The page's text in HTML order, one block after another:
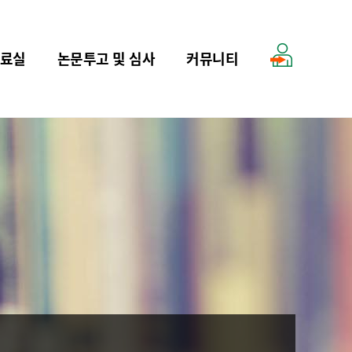
실 논문투고 및 심사 커뮤니티